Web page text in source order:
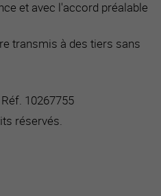
et avec l'accord préalable
transmis à des tiers sans
10267755
réservés.